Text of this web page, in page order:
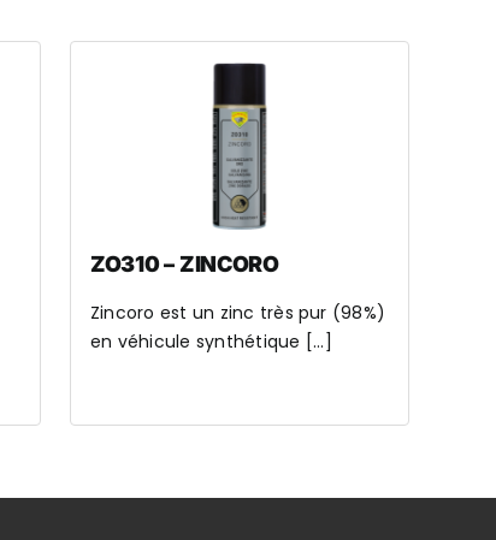
ZO310 – ZINCORO
Zincoro est un zinc très pur (98%)
en véhicule synthétique [...]